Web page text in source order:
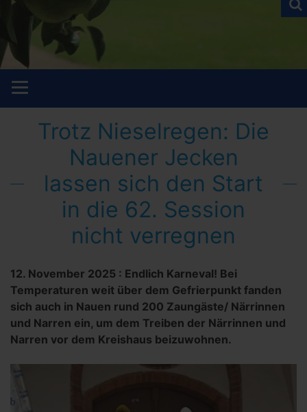
Trotz Nieselregen: Die
Nauener Jecken
lassen sich den Start
in die 62. Session
nicht verregnen
12. November 2025 : Endlich Karneval! Bei
Temperaturen weit über dem Gefrierpunkt fanden
sich auch in Nauen rund 200 Zaungäste/ Närrinnen
und Narren ein, um dem Treiben der Närrinnen und
Narren vor dem Kreishaus beizuwohnen.